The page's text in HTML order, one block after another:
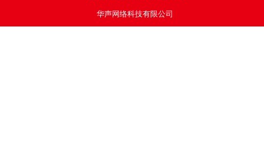
华声网络科技有限公司